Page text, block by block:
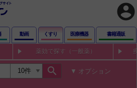
account_circle
動画 くすり 医療機器 書籍通販
薬効で探す（一般薬）
search オプション